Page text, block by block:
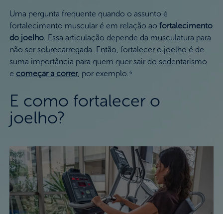
Uma pergunta frequente quando o assunto é
fortalecimento muscular é em relação ao fortalecimento
do joelho. Essa articulação depende da musculatura para
não ser sobrecarregada. Então, fortalecer o joelho é de
suma importância para quem quer sair do sedentarismo
e começar a correr, por exemplo.6
E como fortalecer o
joelho?